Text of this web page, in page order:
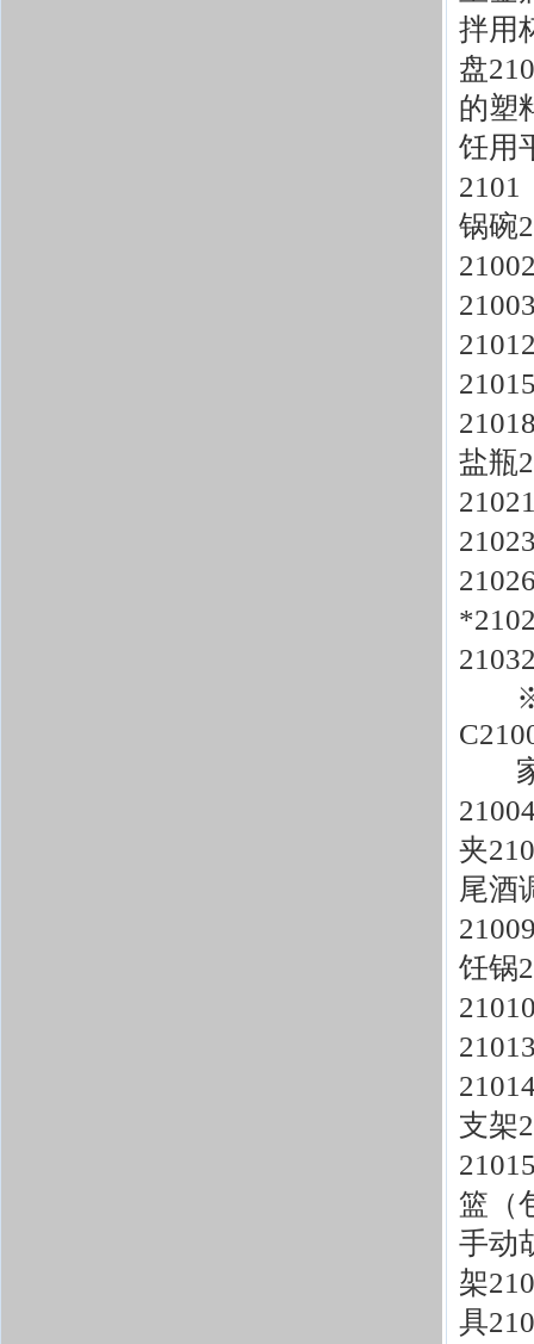
拌用
盘
的塑
饪用
2101
锅碗
盐瓶
※日
家
夹
尾酒
饪锅
支架
篮（
手动
架
具